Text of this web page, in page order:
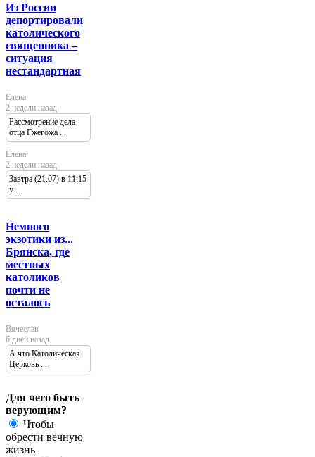
Из России
депортировали
католического
священника –
ситуация
нестандартная
Елена
2 недели назад
Рассмотрение дела
отца Гжегожа ...
Елена
2 недели назад
Завтра (21.07) в 11:15
у ...
Немного
экзотики из...
Брянска, где
местных
католиков
почти не
осталось
Вячеслав
6 дней назад
А что Католическая
Церковь ...
Для чего быть
верующим?
Чтобы
обрести вечную
жизнь